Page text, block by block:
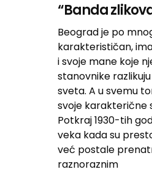
“Banda
Beograd je po
karakterističan,
i svoje mane koje
stanovnike
sveta. A u svemu
svoje karakterične
Potkraj 1930-tih
veka kada su
već postale
raznoraznim